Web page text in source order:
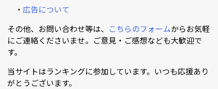
・ 広告について
その他、お問い合わせ等は、 こちらのフォームからお気軽
にご連絡くださいませ。ご意見・ご感想なども大歓迎で
す。
当サイトはランキングに参加しています。いつも応援あり
がとうございます。